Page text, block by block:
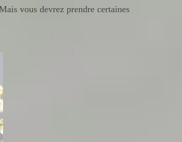
vous devrez prendre certaines